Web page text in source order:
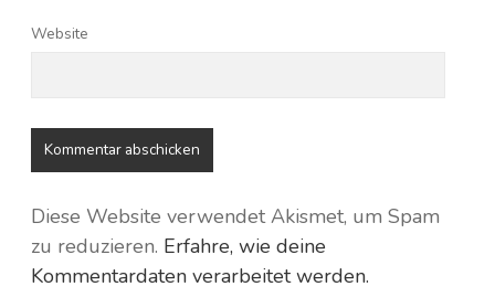
Website
Diese Website verwendet Akismet, um Spam
zu reduzieren. Erfahre, wie deine
Kommentardaten verarbeitet werden.